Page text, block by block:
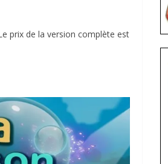
prix de la version complète est